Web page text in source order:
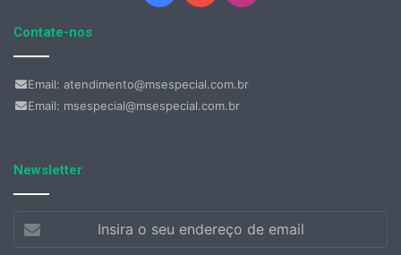
Contate-nos
Email: atendimento@msespecial.com.br
Email: msespecial@msespecial.com.br
Newsletter